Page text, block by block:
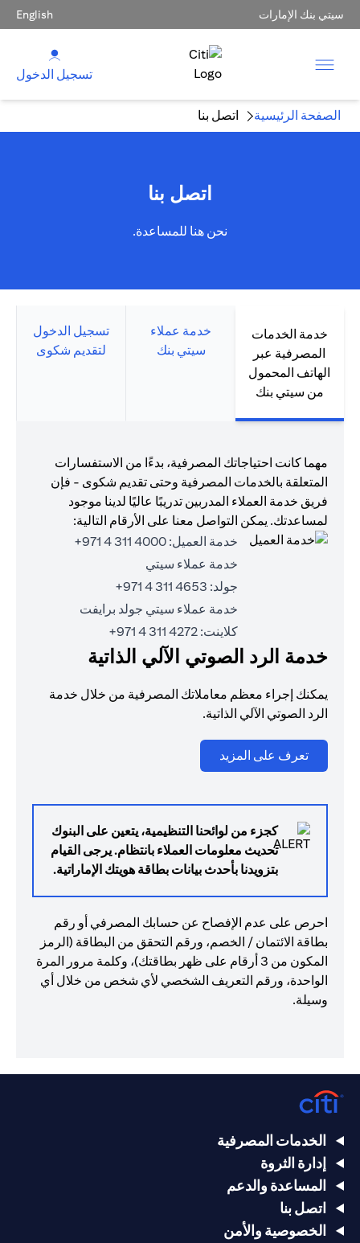
سيتي بنك الإمارات English
تسجيل الدخول
الصفحة الرئيسية اتصل بنا
اتصل بنا
نحن هنا للمساعدة.
خدمة الخدمات
المصرفية عبر
الهاتف المحمول
من سيتي بنك
خدمة عملاء
سيتي بنك
تسجيل الدخول
لتقديم شكوى
مهما كانت احتياجاتك المصرفية، بدءًا من الاستفسارات
المتعلقة بالخدمات المصرفية وحتى تقديم شكوى - فإن
فريق خدمة العملاء المدربين تدريبًا عاليًا لدينا موجود
لمساعدتك. يمكن التواصل معنا على الأرقام التالية:
خدمة العميل: 4000 311 4 971+
خدمة عملاء سيتي
جولد: 4653 311 4 971+
خدمة عملاء سيتي جولد برايفت
كلاينت: 4272 311 4 971+
خدمة الرد الصوتي الآلي الذاتية
يمكنك إجراء معظم معاملاتك المصرفية من خلال خدمة
الرد الصوتي الآلي الذاتية.
تعرف على المزيد
كجزء من لوائحنا التنظيمية، يتعين على البنوك
تحديث معلومات العملاء بانتظام. يرجى القيام
بتزويدنا بأحدث بيانات بطاقة هويتك الإماراتية.
احرص على عدم الإفصاح عن حسابك المصرفي أو رقم
بطاقة الائتمان / الخصم، ورقم التحقق من البطاقة (الرمز
المكون من 3 أرقام على ظهر بطاقتك)، وكلمة مرور المرة
الواحدة، ورقم التعريف الشخصي لأي شخص من خلال أي
وسيلة.
الخدمات المصرفية
إدارة الثروة
المساعدة والدعم
اتصل بنا
الخصوصية والأمن